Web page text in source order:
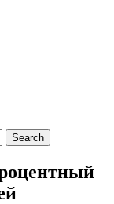
Search